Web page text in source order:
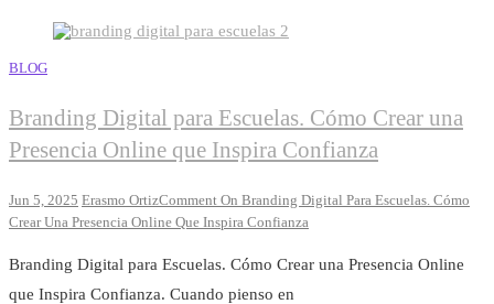
BLOG
Branding Digital para Escuelas. Cómo Crear una
Presencia Online que Inspira Confianza
Jun 5, 2025 Erasmo OrtizComment On Branding Digital Para Escuelas. Cómo
Crear Una Presencia Online Que Inspira Confianza
Branding Digital para Escuelas. Cómo Crear una Presencia Online
que Inspira Confianza. Cuando pienso en